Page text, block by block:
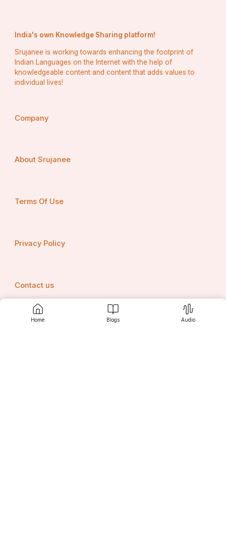
Home Blogs Audio
India's own Knowledge Sharing platform!
Srujanee is working towards enhancing the footprint of
Indian Languages on the Internet with the help of
knowledgeable content and content that adds values to
individual lives!
Company
About Srujanee
Terms Of Use
Privacy Policy
Contact us